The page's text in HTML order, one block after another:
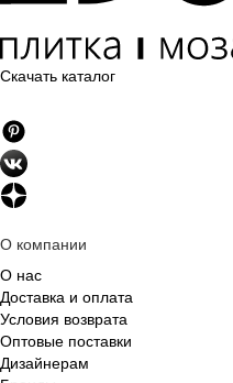
Скачать каталог
О компании
О нас
Доставка и оплата
Условия возврата
Оптовые поставки
Дизайнерам